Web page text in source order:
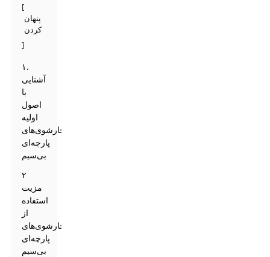
[
پنهان
کردن
]
۱.
آشنایی
با
اصول
اولیه
بخارشوی‌های
پارچه‌ای
بی‌سیم
۲
مزیت
استفاده
از
بخارشوی‌های
پارچه‌ای
بی‌سیم